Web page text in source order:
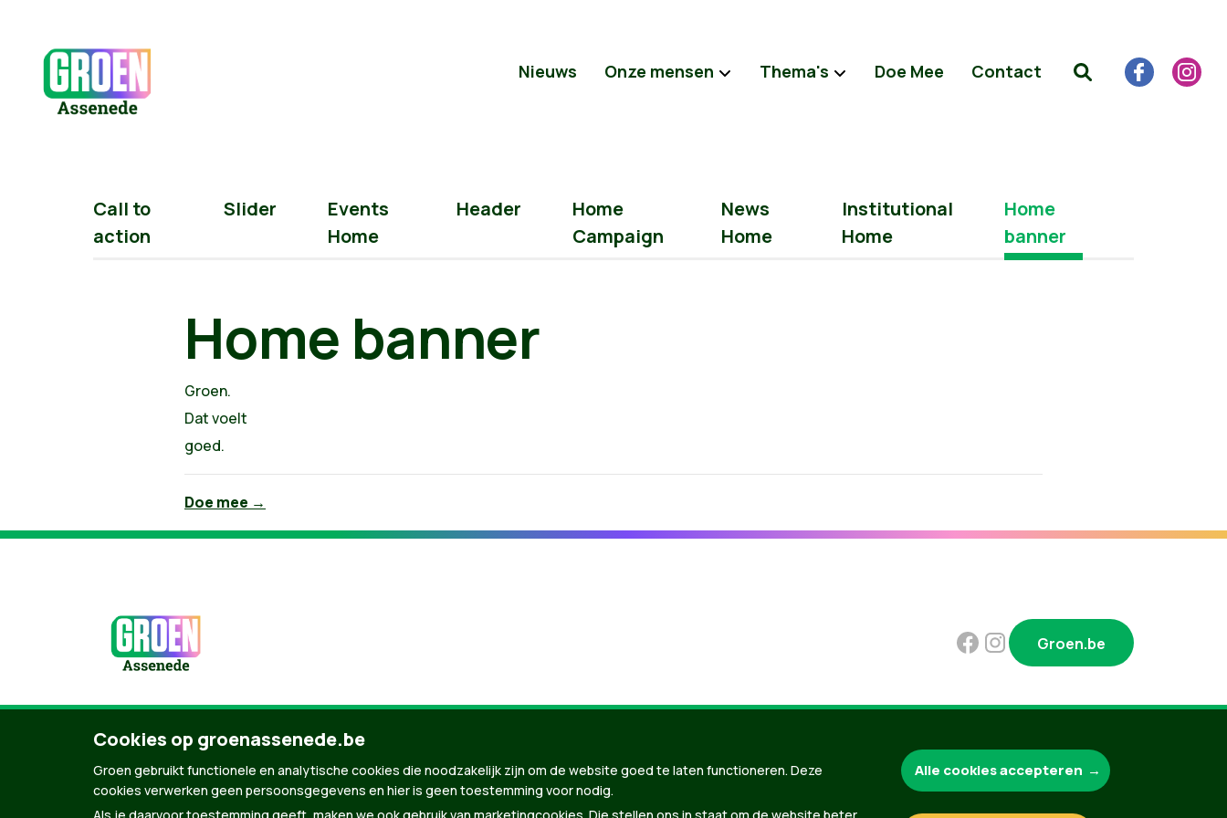
Nieuws Onze mensen Thema's Doe Mee Contact
Call to
action
Slider
Events
Home
Header
Home
Campaign
News
Home
Institutional
Home
Home
banner
Home banner
Groen.
Dat voelt
goed.
Doe mee →
Groen.be
© Copyright Groen 2026 | Gemaakt met ContactPrivacybeleid
Cookies op groenassenede.be
Groen gebruikt functionele en analytische cookies die noodzakelijk zijn om de website goed te laten functioneren. Deze
cookies verwerken geen persoonsgegevens en hier is geen toestemming voor nodig.
Alle cookies accepteren